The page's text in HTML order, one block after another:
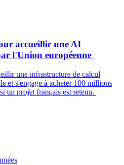
accueillir une AI
l'Union européenne
une infrastructure de calcul
et s'engage à acheter 100 millions
un projet français est retenu.